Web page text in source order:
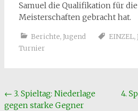
Samuel die Qualifikation für
Meisterschaften gebracht hat.
Berichte, Jugend EINZEL,
Turnier
Beitragsnavigation
← 3. Spieltag: Niederlage
gegen starke Gegner
4.